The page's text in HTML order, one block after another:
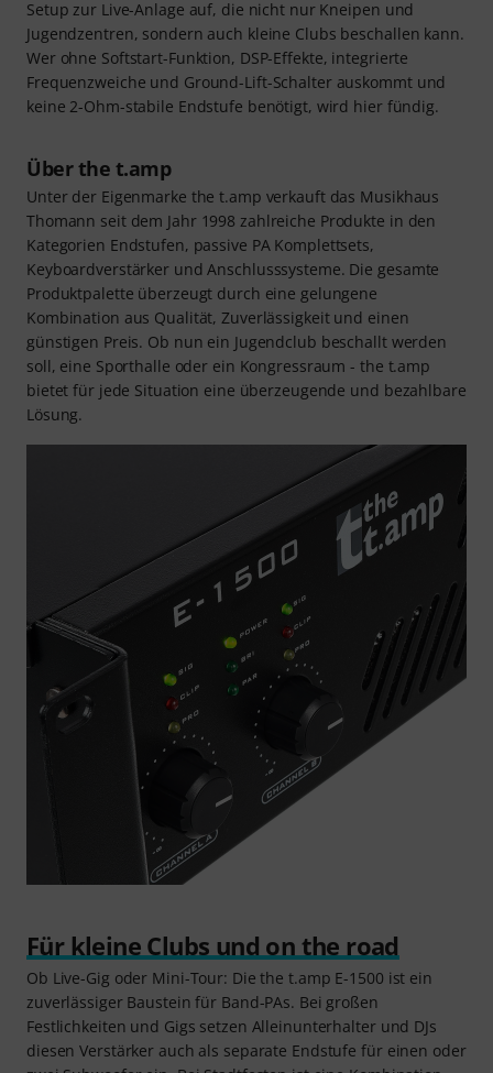
Setup zur Live-Anlage auf, die nicht nur Kneipen und
Jugendzentren, sondern auch kleine Clubs beschallen kann.
Wer ohne Softstart-Funktion, DSP-Effekte, integrierte
Frequenzweiche und Ground-Lift-Schalter auskommt und
keine 2-Ohm-stabile Endstufe benötigt, wird hier fündig.
Über the t.amp
Unter der Eigenmarke the t.amp verkauft das Musikhaus
Thomann seit dem Jahr 1998 zahlreiche Produkte in den
Kategorien Endstufen, passive PA Komplettsets,
Keyboardverstärker und Anschlusssysteme. Die gesamte
Produktpalette überzeugt durch eine gelungene
Kombination aus Qualität, Zuverlässigkeit und einen
günstigen Preis. Ob nun ein Jugendclub beschallt werden
soll, eine Sporthalle oder ein Kongressraum - the t.amp
bietet für jede Situation eine überzeugende und bezahlbare
Lösung.
Für kleine Clubs und on the road
Ob Live-Gig oder Mini-Tour: Die the t.amp E-1500 ist ein
zuverlässiger Baustein für Band-PAs. Bei großen
Festlichkeiten und Gigs setzen Alleinunterhalter und DJs
diesen Verstärker auch als separate Endstufe für einen oder